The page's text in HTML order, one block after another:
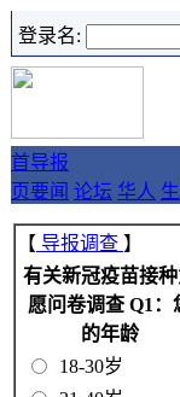
登录名:
首
页
导报
要闻 论坛 华人
【 导报调查 】
有关新冠疫苗接
愿问卷调查 Q1：
的年龄
18-30岁